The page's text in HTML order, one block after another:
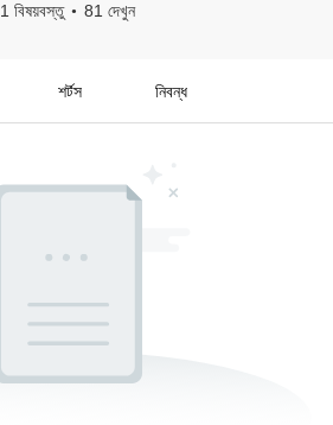
1 বিষয়বস্তু
81 দেখুন
শর্টস নিবন্ধ